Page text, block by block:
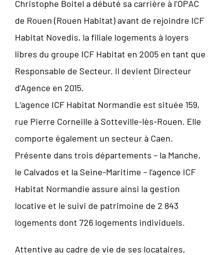
Christophe Boitel a débuté sa carrière à l’OPAC
de Rouen (Rouen Habitat) avant de rejoindre ICF
Habitat Novedis, la filiale logements à loyers
libres du groupe ICF Habitat en 2005 en tant que
Responsable de Secteur. Il devient Directeur
d’Agence en 2015.
L’agence ICF Habitat Normandie est située 159,
rue Pierre Corneille à Sotteville-lès-Rouen. Elle
comporte également un secteur à Caen.
Présente dans trois départements – la Manche,
le Calvados et la Seine-Maritime – l’agence ICF
Habitat Normandie assure ainsi la gestion
locative et le suivi de patrimoine de 2 843
logements dont 726 logements individuels.
Attentive au cadre de vie de ses locataires,